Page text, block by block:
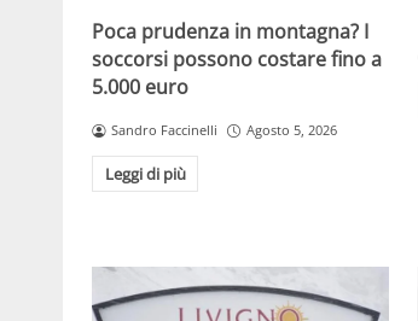
Poca prudenza in montagna? I
soccorsi possono costare fino a
5.000 euro
Sandro Faccinelli Agosto 5, 2026
Leggi di più